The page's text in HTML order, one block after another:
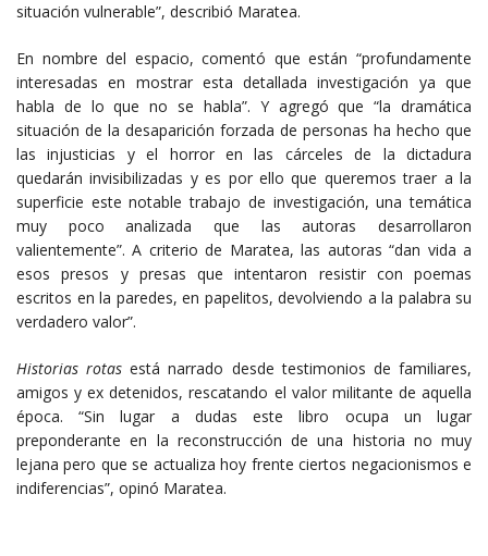
situación vulnerable”, describió Maratea.
En nombre del espacio, comentó que están “profundamente
interesadas en mostrar esta detallada investigación ya que
habla de lo que no se habla”. Y agregó que “la dramática
situación de la desaparición forzada de personas ha hecho que
las injusticias y el horror en las cárceles de la dictadura
quedarán invisibilizadas y es por ello que queremos traer a la
superficie este notable trabajo de investigación, una temática
muy poco analizada que las autoras desarrollaron
valientemente”. A criterio de Maratea, las autoras “dan vida a
esos presos y presas que intentaron resistir con poemas
escritos en la paredes, en papelitos, devolviendo a la palabra su
verdadero valor”.
Historias rotas está narrado desde testimonios de familiares,
amigos y ex detenidos, rescatando el valor militante de aquella
época. “Sin lugar a dudas este libro ocupa un lugar
preponderante en la reconstrucción de una historia no muy
lejana pero que se actualiza hoy frente ciertos negacionismos e
indiferencias”, opinó Maratea.